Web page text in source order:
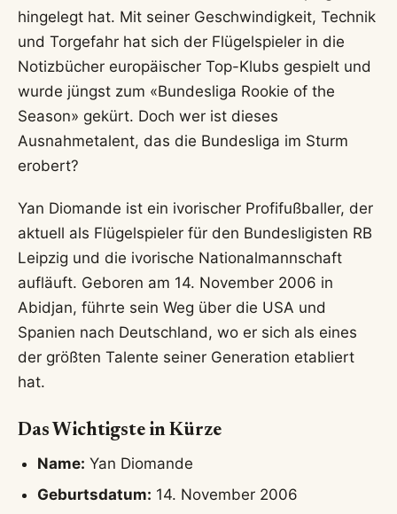
hingelegt hat. Mit seiner Geschwindigkeit, Technik
und Torgefahr hat sich der Flügelspieler in die
Notizbücher europäischer Top-Klubs gespielt und
wurde jüngst zum «Bundesliga Rookie of the
Season» gekürt. Doch wer ist dieses
Ausnahmetalent, das die Bundesliga im Sturm
erobert?
Yan Diomande ist ein ivorischer Profifußballer, der
aktuell als Flügelspieler für den Bundesligisten RB
Leipzig und die ivorische Nationalmannschaft
aufläuft. Geboren am 14. November 2006 in
Abidjan, führte sein Weg über die USA und
Spanien nach Deutschland, wo er sich als eines
der größten Talente seiner Generation etabliert
hat.
Das Wichtigste in Kürze
Name: Yan Diomande
Geburtsdatum: 14. November 2006